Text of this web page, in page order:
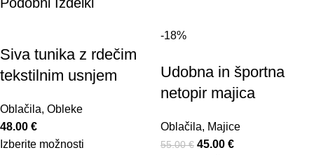
Siva tunika z rdečim
tekstilnim usnjem
Oblačila, Obleke
48.00 €
Izberite možnosti
-18%
Udobna in športna
netopir majica
Oblačila, Majice
55.00€ 45.00 €